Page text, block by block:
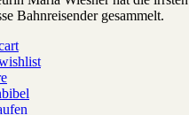
Bahnreisender gesammelt.